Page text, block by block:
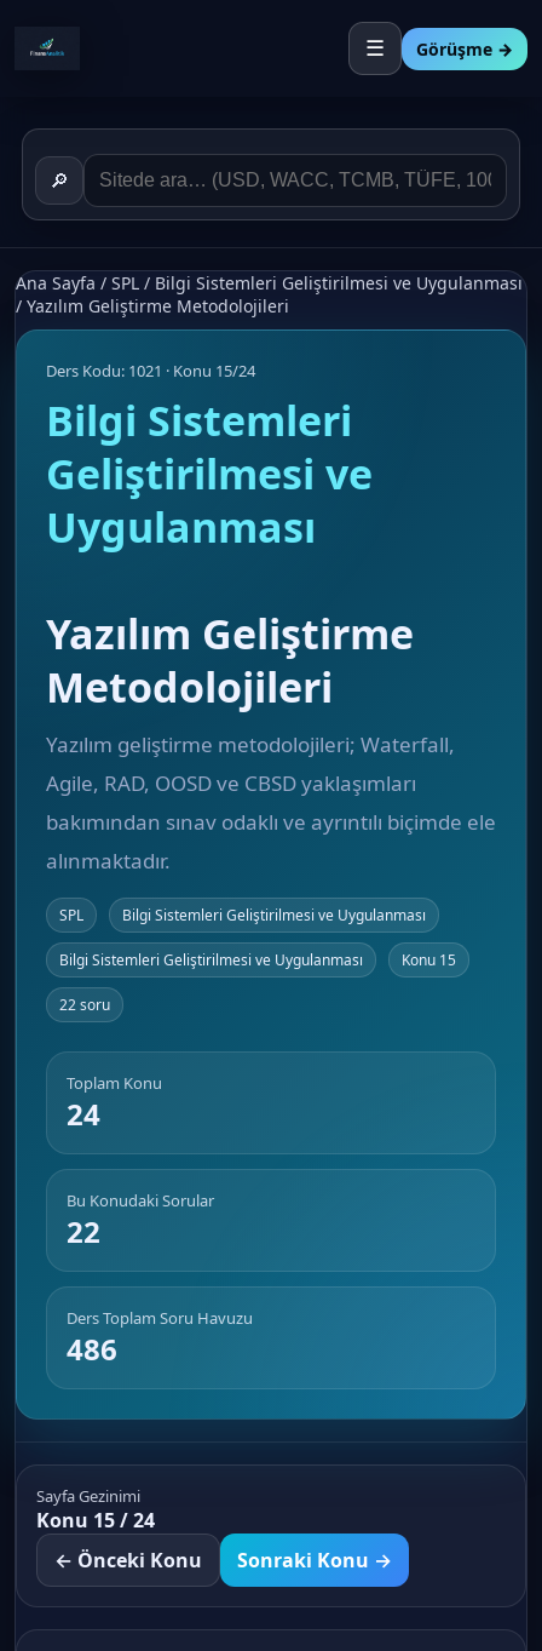
☰ Görüşme →
🔎
Ana Sayfa / SPL / Bilgi Sistemleri Geliştirilmesi ve Uygulanması
/ Yazılım Geliştirme Metodolojileri
Ders Kodu: 1021 · Konu 15/24
Bilgi Sistemleri
Geliştirilmesi ve
Uygulanması
Yazılım Geliştirme
Metodolojileri
Yazılım geliştirme metodolojileri; Waterfall,
Agile, RAD, OOSD ve CBSD yaklaşımları
bakımından sınav odaklı ve ayrıntılı biçimde ele
alınmaktadır.
SPL Bilgi Sistemleri Geliştirilmesi ve Uygulanması
Bilgi Sistemleri Geliştirilmesi ve Uygulanması Konu 15
22 soru
Toplam Konu
24
Bu Konudaki Sorular
22
Ders Toplam Soru Havuzu
486
Sayfa Gezinimi
Konu 15 / 24
← Önceki Konu
Sonraki Konu →